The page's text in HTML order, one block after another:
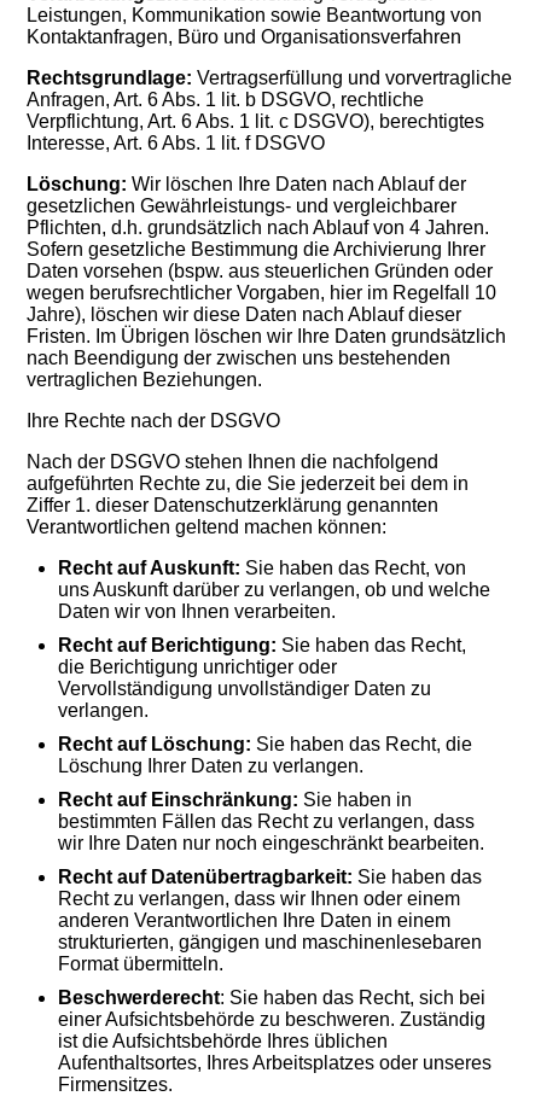
Leistungen, Kommunikation sowie Beantwortung von
Kontaktanfragen, Büro und Organisationsverfahren
Rechtsgrundlage: Vertragserfüllung und vorvertragliche
Anfragen, Art. 6 Abs. 1 lit. b DSGVO, rechtliche
Verpflichtung, Art. 6 Abs. 1 lit. c DSGVO), berechtigtes
Interesse, Art. 6 Abs. 1 lit. f DSGVO
Löschung: Wir löschen Ihre Daten nach Ablauf der
gesetzlichen Gewährleistungs- und vergleichbarer
Pflichten, d.h. grundsätzlich nach Ablauf von 4 Jahren.
Sofern gesetzliche Bestimmung die Archivierung Ihrer
Daten vorsehen (bspw. aus steuerlichen Gründen oder
wegen berufsrechtlicher Vorgaben, hier im Regelfall 10
Jahre), löschen wir diese Daten nach Ablauf dieser
Fristen. Im Übrigen löschen wir Ihre Daten grundsätzlich
nach Beendigung der zwischen uns bestehenden
vertraglichen Beziehungen.
Ihre Rechte nach der DSGVO
Nach der DSGVO stehen Ihnen die nachfolgend
aufgeführten Rechte zu, die Sie jederzeit bei dem in
Ziffer 1. dieser Datenschutzerklärung genannten
Verantwortlichen geltend machen können:
Recht auf Auskunft: Sie haben das Recht, von
uns Auskunft darüber zu verlangen, ob und welche
Daten wir von Ihnen verarbeiten.
Recht auf Berichtigung: Sie haben das Recht,
die Berichtigung unrichtiger oder
Vervollständigung unvollständiger Daten zu
verlangen.
Recht auf Löschung: Sie haben das Recht, die
Löschung Ihrer Daten zu verlangen.
Recht auf Einschränkung: Sie haben in
bestimmten Fällen das Recht zu verlangen, dass
wir Ihre Daten nur noch eingeschränkt bearbeiten.
Recht auf Datenübertragbarkeit: Sie haben das
Recht zu verlangen, dass wir Ihnen oder einem
anderen Verantwortlichen Ihre Daten in einem
strukturierten, gängigen und maschinenlesebaren
Format übermitteln.
Beschwerderecht: Sie haben das Recht, sich bei
einer Aufsichtsbehörde zu beschweren. Zuständig
ist die Aufsichtsbehörde Ihres üblichen
Aufenthaltsortes, Ihres Arbeitsplatzes oder unseres
Firmensitzes.